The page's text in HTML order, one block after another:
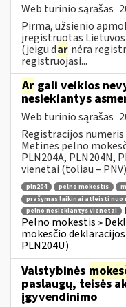
Web turinio sąrašas
Pirma, užsienio
įregistruotas
(jeigu dar nėra
registruojasi...
Ar gali veiklos
nesiekiantys
Web turinio sąrašas
Registracijos
Metinės pelno
PLN204A, PLN204N,
vienetai (toliau –
pln204 pelno mokestis
prašymas laikinai atleisti nuo
pelno nesiekiantys vienetai
Pelno mokestis »
mokesčio
PLN204U)
Valstybinės
paslaugų, teisės
įgyvendinimo